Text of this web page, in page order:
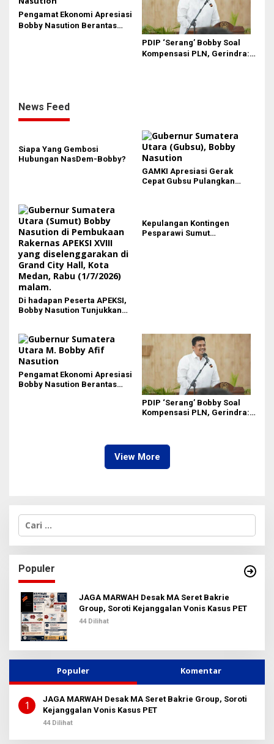
Pengamat Ekonomi Apresiasi
Bobby Nasution Berantas
PDIP ‘Serang’ Bobby Soal
Kompensasi PLN, Gerindra:
News Feed
Siapa Yang Gembosi
Hubungan NasDem-Bobby?
GAMKI Apresiasi Gerak
Cepat Gubsu Pulangkan
Di hadapan Peserta APEKSI,
Bobby Nasution Tunjukkan
Kepulangan Kontingen
Pesparawi Sumut
Pengamat Ekonomi Apresiasi
Bobby Nasution Berantas
PDIP ‘Serang’ Bobby Soal
Kompensasi PLN, Gerindra:
View More
C
i
u
n
t
u
Populer
JAGA MARWAH Desak MA Seret Bakrie
Group, Soroti Kejanggalan Vonis Kasus PET
44 Dilihat
Populer Komentar
1
JAGA MARWAH Desak MA Seret Bakrie Group, Soroti
Kejanggalan Vonis Kasus PET
44 Dilihat